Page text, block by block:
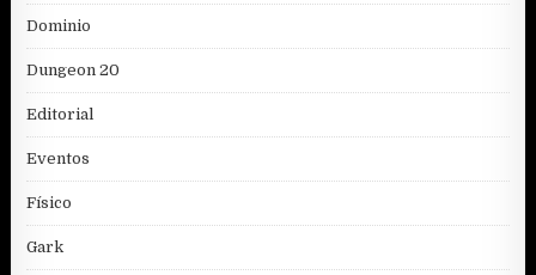
Dominio
Dungeon 20
Editorial
Eventos
Físico
Gark